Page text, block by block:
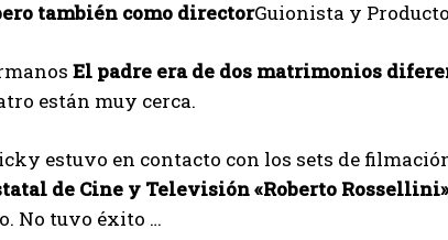
también como directorGuionista y
El padre era de dos matrimonios
están muy cerca.
estuvo en contacto con los sets de
de Cine y Televisión «Roberto Rossellini»
No tuvo éxito …